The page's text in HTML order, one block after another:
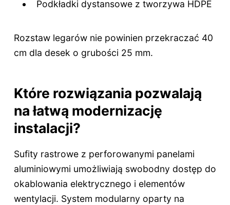
Podkładki dystansowe z tworzywa HDPE
Rozstaw legarów nie powinien przekraczać 40
cm dla desek o grubości 25 mm.
Które rozwiązania pozwalają
na łatwą modernizację
instalacji?
Sufity rastrowe z perforowanymi panelami
aluminiowymi umożliwiają swobodny dostęp do
okablowania elektrycznego i elementów
wentylacji. System modularny oparty na